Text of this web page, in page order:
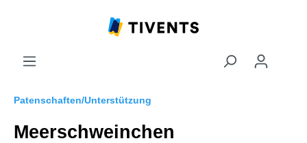
Patenschaften/Unterstützung
Meerschweinchen